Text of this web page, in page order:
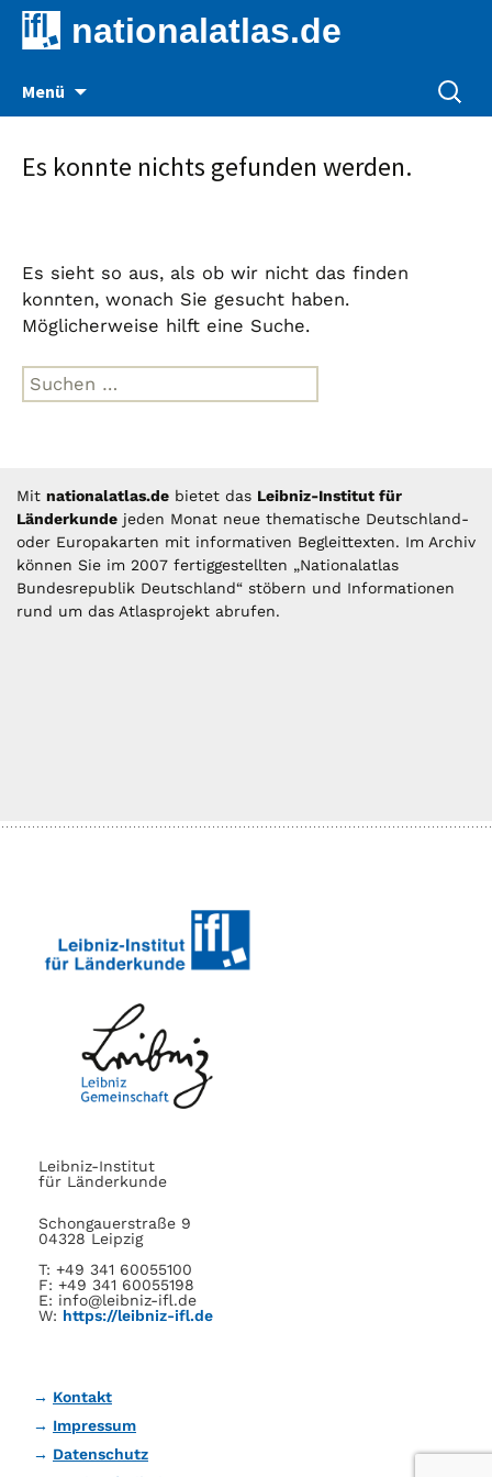
nationalatlas.de
Menü
Suche
nach:
Es konnte nichts gefunden werden.
Es sieht so aus, als ob wir nicht das finden
konnten, wonach Sie gesucht haben.
Möglicherweise hilft eine Suche.
Suche
nach:
Mit nationalatlas.de bietet das Leibniz-Institut für
Länderkunde jeden Monat neue thematische Deutschland-
oder Europakarten mit informativen Begleittexten. Im Archiv
können Sie im 2007 fertiggestellten „Nationalatlas
Bundesrepublik Deutschland“ stöbern und Informationen
rund um das Atlasprojekt abrufen.
Leibniz-Institut
für Länderkunde
Schongauerstraße 9
04328 Leipzig
T: +49 341 60055100
F: +49 341 60055198
E: info@leibniz-ifl.de
W: https://leibniz-ifl.de
Kontakt
Impressum
Datenschutz